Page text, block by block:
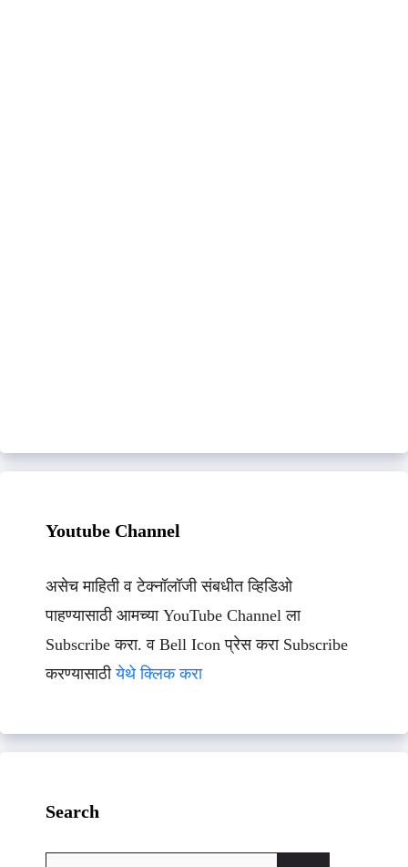
Youtube Channel
असेच माहिती व टेक्नॉलॉजी संबधीत व्हिडिओ
पाहण्यासाठी आमच्या YouTube Channel ला
Subscribe करा. व Bell Icon प्रेस करा Subscribe
करण्यासाठीयेथे क्लिक करा
Search